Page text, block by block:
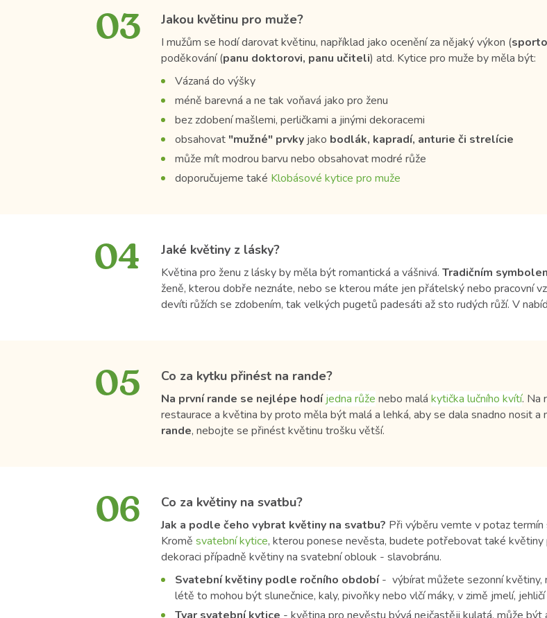
03 Jakou květinu pro muže?
I mužům se hodí darovat květinu, například jako ocenění za nějaký výkon (
poděkování (panu doktorovi, panu učiteli) atd. Kytice pro muže by měla být:
Vázaná do výšky
méně barevná a ne tak voňavá jako pro ženu
bez zdobení mašlemi, perličkami a jinými dekoracemi
obsahovat "mužné" prvky jako bodlák, kapradí, anturie či strelície
může mít modrou barvu nebo obsahovat modré růže
doporučujeme také Klobásové kytice pro muže
04 Jaké květiny z lásky?
Květina pro ženu z lásky by měla být romantická a vášnivá. Tradičním
ženě, kterou dobře neznáte, nebo se kterou máte jen přátelský nebo pracovní
devíti růžích se zdobením, tak velkých pugetů padesáti až sto rudých růží. V
05 Co za kytku přinést na rande?
Na první rande se nejlépe hodí jedna růže nebo malá kytička lučního kvítí. Na
restaurace a květina by proto měla být malá a lehká, aby se dala snadno nosit
rande, nebojte se přinést květinu trošku větší.
06 Co za květiny na svatbu?
Jak a podle čeho vybrat květiny na svatbu? Při výběru vemte v potaz
Kromě svatební kytice, kterou ponese nevěsta, budete potřebovat také
dekoraci případně květiny na svatební oblouk - slavobránu.
Svatební květiny podle ročního období- výbírat můžete sezonní květiny,
létě to mohou být slunečnice, kaly, pivoňky nebo vlčí máky, v zimě jmelí,
Tvar svatební kytice - květina pro nevěstu bývá nejčastěji kulatá, může